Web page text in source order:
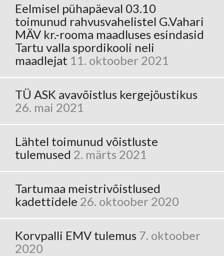
Eelmisel pühapäeval 03.10
toimunud rahvusvahelistel G.Vahari
MÄV kr.-rooma maadluses esindasid
Tartu valla spordikooli neli
maadlejat 11. oktoober 2021
TÜ ASK avavõistlus kergejõustikus
26. mai 2021
Lähtel toimunud võistluste
tulemused 2. märts 2021
Tartumaa meistrivõistlused
kadettidele 26. oktoober 2020
Korvpalli EMV tulemus 7. oktoober
2020